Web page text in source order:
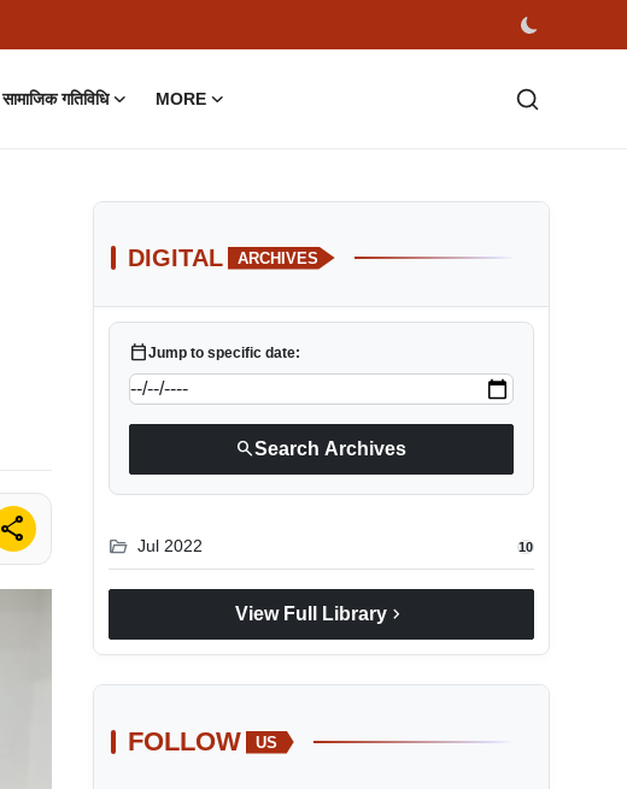
सामाजिक गतिविधि MORE
share
DIGITAL ARCHIVES
calendar_todayJump to specific date:
searchSearch Archives
folder_open Jul 2022 10
View Full Library chevron_right
FOLLOW US